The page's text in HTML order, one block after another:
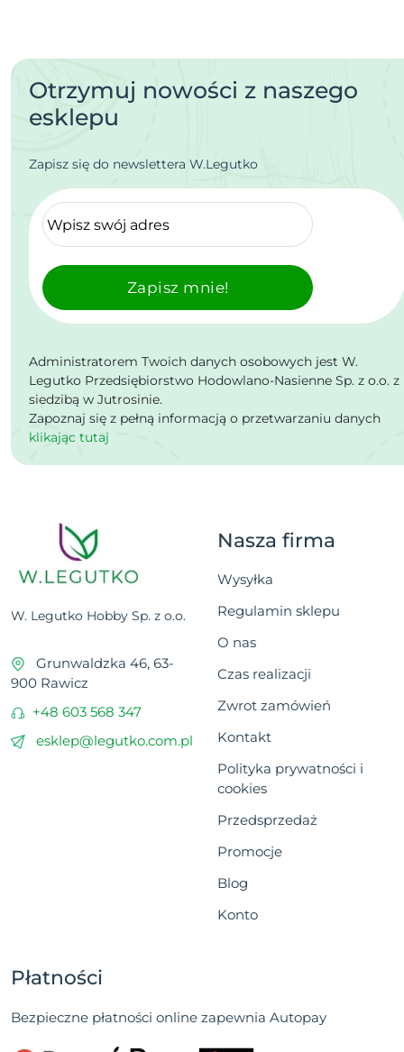
Otrzymuj nowości z naszego
esklepu
Zapisz się do newslettera W.Legutko
Zapisz mnie!
Administratorem Twoich danych osobowych jest W.
Legutko Przedsiębiorstwo Hodowlano-Nasienne Sp. z o.o. z
siedzibą w Jutrosinie.
Zapoznaj się z pełną informacją o przetwarzaniu danych
klikając tutaj
W. Legutko Hobby Sp. z o.o.
Grunwaldzka 46, 63-
900 Rawicz
+48 603 568 347
esklep@legutko.com.pl
Nasza firma
Wysyłka
Regulamin sklepu
O nas
Czas realizacji
Zwrot zamówień
Kontakt
Polityka prywatności i
cookies
Przedsprzedaż
Promocje
Blog
Konto
Płatności
Bezpieczne płatności online zapewnia Autopay